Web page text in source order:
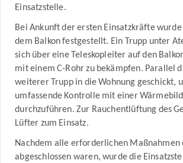
Einsatzstelle.
Bei Ankunft der ersten Einsatzkräfte
dem Balkon festgestellt. Ein Trupp unter
sich über eine Teleskopleiter auf den
mit einem C-Rohr zu bekämpfen. Parallel
weiterer Trupp in die Wohnung geschickt,
umfassende Kontrolle mit einer
durchzuführen. Zur Rauchentlüftung des
Lüfter zum Einsatz.
Nachdem alle erforderlichen
abgeschlossen waren, wurde die